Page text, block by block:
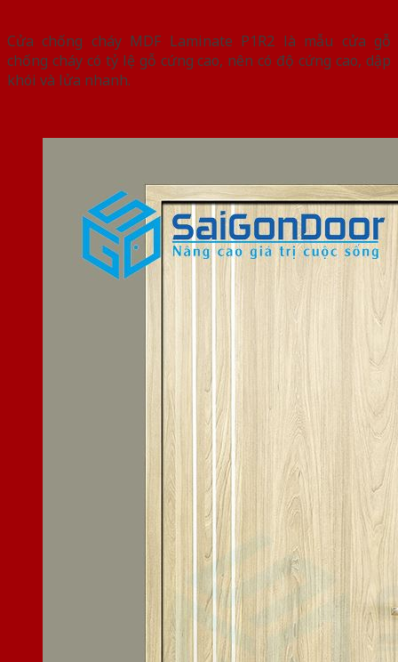
Cửa chống cháy MDF Laminate P1R2 là mẫu cửa gỗ
chống cháy có tỷ lệ gỗ cứng cao, nên có độ cứng cao, dập
khói và lửa nhanh.